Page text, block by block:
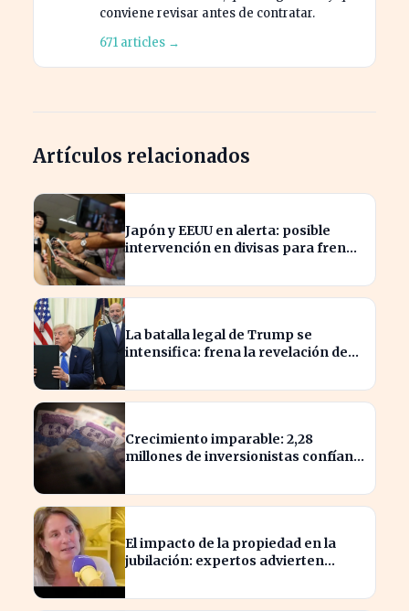
conviene revisar antes de contratar.
671 articles →
Artículos relacionados
Japón y EEUU en alerta: posible
intervención en divisas para frenar
La batalla legal de Trump se
intensifica: frena la revelación de
Crecimiento imparable: 2,28
millones de inversionistas confían
billones
El impacto de la propiedad en la
jubilación: expertos advierten